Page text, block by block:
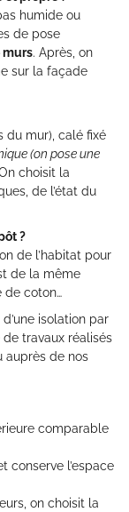
humide ou
de pose
murs. Après, on
sur la façade
du mur), calé fixé
(on pose une
choisit la
de l’état du
?
de l’habitat pour
de la même
de coton…
isolation par
de travaux réalisés
auprès de nos
comparable
conserve l’espace
on choisit la